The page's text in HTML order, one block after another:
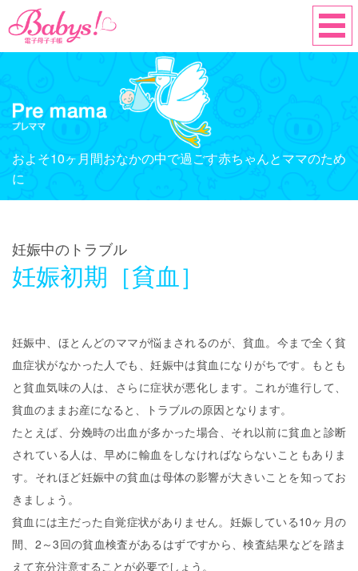
およそ10ヶ月間おなかの中で過ごす赤ちゃんとママのため
に
妊娠中のトラブル
妊娠初期［貧血］
妊娠中、ほとんどのママが悩まされるのが、貧血。今まで全く貧
血症状がなかった人でも、妊娠中は貧血になりがちです。もとも
と貧血気味の人は、さらに症状が悪化します。これが進行して、
貧血のままお産になると、トラブルの原因となります。
たとえば、分娩時の出血が多かった場合、それ以前に貧血と診断
されている人は、早めに輸血をしなければならないこともありま
す。それほど妊娠中の貧血は母体の影響が大きいことを知ってお
きましょう。
貧血には主だった自覚症状がありません。妊娠している10ヶ月の
間、2～3回の貧血検査があるはずですから、検査結果などを踏ま
えて充分注意することが必要でしょう。